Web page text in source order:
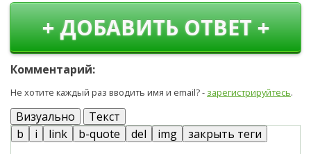
+ ДОБАВИТЬ ОТВЕТ +
Комментарий:
Не хотите каждый раз вводить имя и email? - зарегистрируйтесь.
Визуально Текст